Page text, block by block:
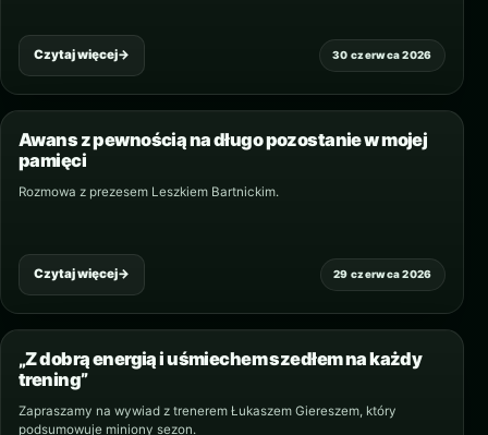
30 czerwca 2026
Czytaj więcej→
29 czerwca 2026
Awans z pewnością na długo pozostanie w mojej
pamięci
Rozmowa z prezesem Leszkiem Bartnickim.
Czytaj więcej→
„Z dobrą energią i uśmiechem szedłem na każdy
trening”
Zapraszamy na wywiad z trenerem Łukaszem Giereszem, który
podsumowuje miniony sezon.